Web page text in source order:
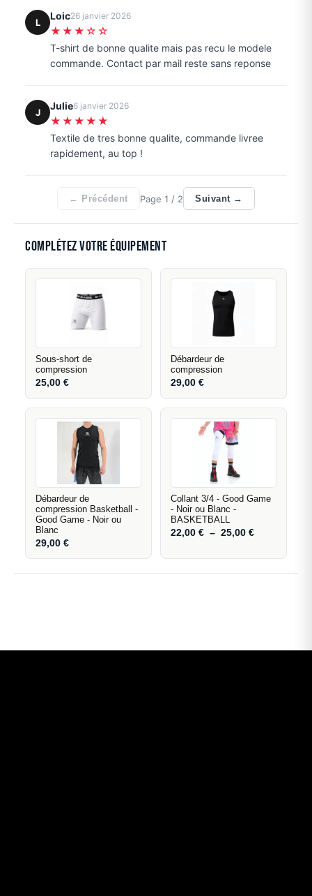
L
Loic26 janvier 2026
★★★☆☆
T-shirt de bonne qualite mais pas recu le modele
commande. Contact par mail reste sans reponse
J
Julie6 janvier 2026
★★★★★
Textile de tres bonne qualite, commande livree
rapidement, au top !
← Précédent Page1 / 2 Suivant →
Complétez votre équipement
Sous-short de
compression
25,00€
Débardeur de
compression
29,00€
Débardeur de
compression Basketball -
Good Game - Noir ou
Blanc
29,00€
Collant 3/4 - Good Game
- Noir ou Blanc -
BASKETBALL
22,00€ – 25,00€